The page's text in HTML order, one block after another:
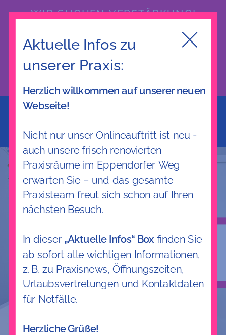
WIR SUCHEN VERSTÄRKUNG!
MFA oder Quereinsteiger:in (m/w/d) gesucht —
Teilzeit oder Vollzeit ab 1. September 2026.
Aktuelle Infos zu
unserer Praxis:
Herzlich willkommen auf unserer neuen
Webseite!
Nicht nur unser Onlineauftritt ist neu -
auch unsere frisch renovierten
Praxisräume im Eppendorfer Weg
erwarten Sie – und das gesamte
Praxisteam freut sich schon auf Ihren
nächsten Besuch.
In dieser „Aktuelle Infos“ Box finden Sie
ab sofort alle wichtigen Informationen,
z. B. zu Praxisnews, Öffnungszeiten,
Urlaubsvertretungen und Kontaktdaten
für Notfälle.
Herzliche Grüße!